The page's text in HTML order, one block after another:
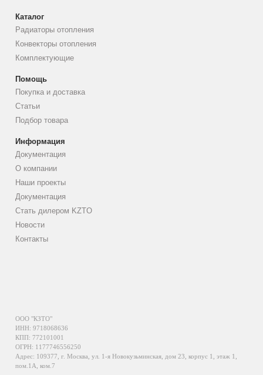
Каталог
Радиаторы отопления
Конвекторы отопления
Комплектующие
Помощь
Покупка и доставка
Статьи
Подбор товара
Информация
Документация
О компании
Наши проекты
Документация
Стать дилером KZTO
Новости
Контакты
ООО "КЗТО"
ИНН: 9718068636
КПП: 772101001
ОГРН: 1177746556250
Адрес: 109377, г. Москва, ул. 1-я Новокузьминская, дом 23, корпус 1, этаж 1,
пом.1А, ком.7